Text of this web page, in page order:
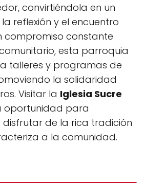
convirtiéndola en un
reflexión y el encuentro
compromiso constante
esta parroquia
talleres y programas de
la solidaridad
Visitar la Iglesia Sucre
oportunidad para
de la rica tradición
a la comunidad.